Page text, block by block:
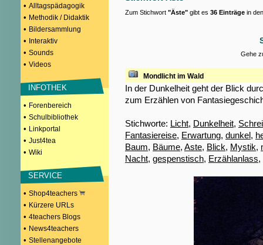
• Alltagspädagogik
• Methodik / Didaktik
• Bildersammlung
• Interaktiv
• Sounds
• Videos
INFOTHEK
• Forenbereich
• Schulbibliothek
• Linkportal
• Just4tea
• Wiki
SERVICE
• Shop4teachers
• Kürzere URLs
• 4teachers Blogs
• News4teachers
• Stellenangebote
Zum Stichwort "Äste" gibt es 36 Einträge in
Gehe
Mondlicht im Wald
In der Dunkelheit geht der Blick
zum Erzählen von
Stichworte: Licht, Dunkelheit,
Fantasiereise, Erwartung, dunkel,
Baum, Bäume, Aste, Blick, Mystik,
Nacht, gespenstisch, Erzählanlass,